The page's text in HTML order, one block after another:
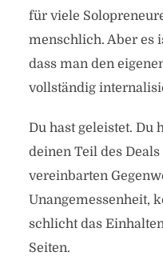
für viele
menschlich. Aber es
dass man den
vollständig
Du hast geleistet. Du
deinen Teil des
vereinbarten
Unangemessenheit,
schlicht das
Seiten.